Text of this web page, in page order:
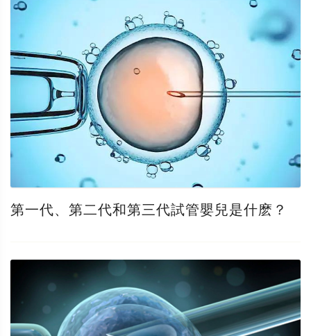
第一代、第二代和第三代試管嬰兒是什麽？